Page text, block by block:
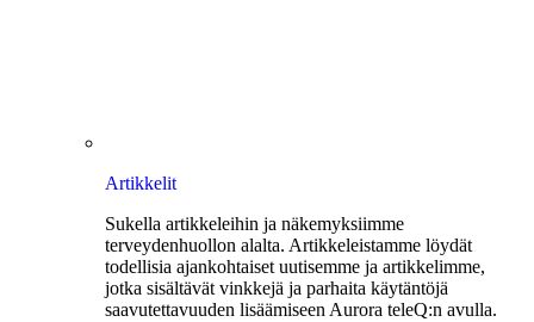
Artikkelit
Sukella artikkeleihin ja näkemyksiimme
terveydenhuollon alalta. Artikkeleistamme löydät
todellisia ajankohtaiset uutisemme ja artikkelimme,
jotka sisältävät vinkkejä ja parhaita käytäntöjä
saavutettavuuden lisäämiseen Aurora teleQ:n avulla.